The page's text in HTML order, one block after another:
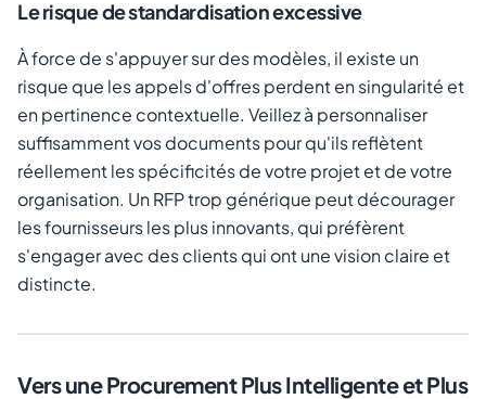
Le risque de standardisation excessive
À force de s'appuyer sur des modèles, il existe un
risque que les appels d'offres perdent en singularité et
en pertinence contextuelle. Veillez à personnaliser
suffisamment vos documents pour qu'ils reflètent
réellement les spécificités de votre projet et de votre
organisation. Un RFP trop générique peut décourager
les fournisseurs les plus innovants, qui préfèrent
s'engager avec des clients qui ont une vision claire et
distincte.
Vers une Procurement Plus Intelligente et Plus